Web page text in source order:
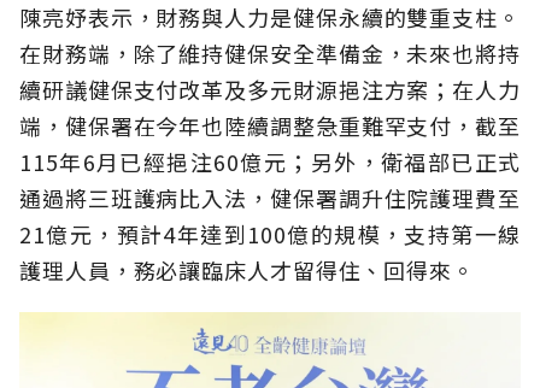
陳亮妤表示，財務與人力是健保永續的雙重支柱。
在財務端，除了維持健保安全準備金，未來也將持
續研議健保支付改革及多元財源挹注方案；在人力
端，健保署在今年也陸續調整急重難罕支付，截至
115年6月已經挹注60億元；另外，衛福部已正式
通過將三班護病比入法，健保署調升住院護理費至
21億元，預計4年達到100億的規模，支持第一線
護理人員，務必讓臨床人才留得住、回得來。